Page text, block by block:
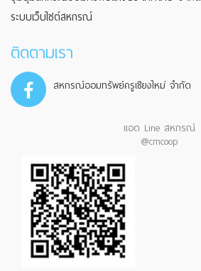
ระบบเว็บไซต์สหกรณ์
ติดตามเรา
สหกรณ์ออมทรัพย์ครูเชียงใหม่ จำกัด
แอด Line สหกรณ์
@cmcoop